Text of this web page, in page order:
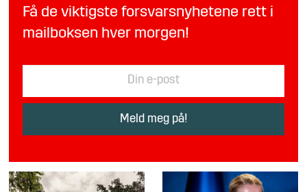
Få de viktigste forsvarsnyhetene rett i
mailboksen hver morgen!